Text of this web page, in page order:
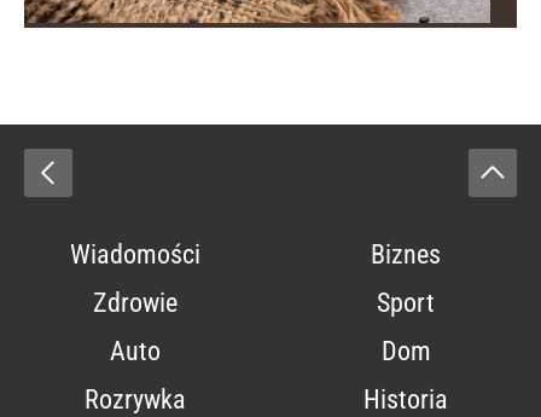
Wiadomości
Biznes
Zdrowie
Sport
Auto
Dom
Rozrywka
Historia